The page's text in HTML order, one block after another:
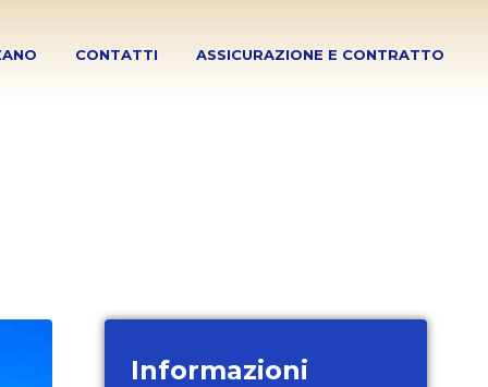
CONTATTI ASSICURAZIONE E CONTRATTO
Informazioni